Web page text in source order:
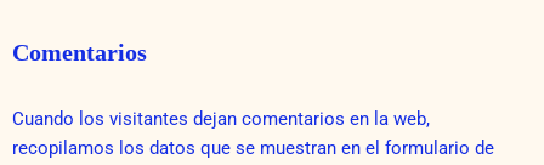
Comentarios
Cuando los visitantes dejan comentarios en la web,
recopilamos los datos que se muestran en el formulario de